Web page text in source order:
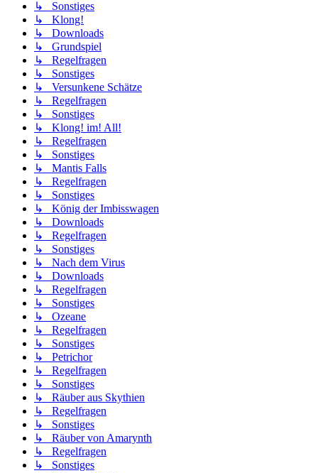
↳ Sonstiges
↳ Klong!
↳ Downloads
↳ Grundspiel
↳ Regelfragen
↳ Sonstiges
↳ Versunkene Schätze
↳ Regelfragen
↳ Sonstiges
↳ Klong! im! All!
↳ Regelfragen
↳ Sonstiges
↳ Mantis Falls
↳ Regelfragen
↳ Sonstiges
↳ König der Imbisswagen
↳ Downloads
↳ Regelfragen
↳ Sonstiges
↳ Nach dem Virus
↳ Downloads
↳ Regelfragen
↳ Sonstiges
↳ Ozeane
↳ Regelfragen
↳ Sonstiges
↳ Petrichor
↳ Regelfragen
↳ Sonstiges
↳ Räuber aus Skythien
↳ Regelfragen
↳ Sonstiges
↳ Räuber von Amarynth
↳ Regelfragen
↳ Sonstiges